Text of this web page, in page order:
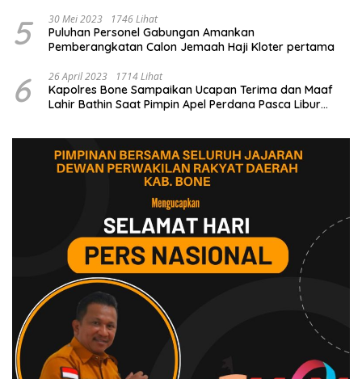
5 30 Mei 2023 1746 Lihat
Puluhan Personel Gabungan Amankan
Pemberangkatan Calon Jemaah Haji Kloter pertama
6 26 April 2023 1714 Lihat
Kapolres Bone Sampaikan Ucapan Terima dan Maaf
Lahir Bathin Saat Pimpin Apel Perdana Pasca Libur